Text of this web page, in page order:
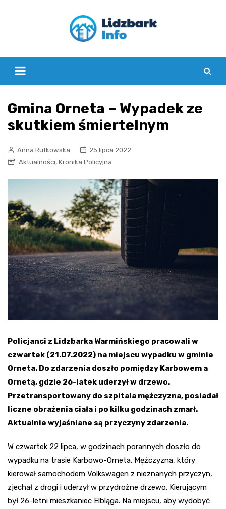
Gmina Orneta – Wypadek ze
skutkiem śmiertelnym
Anna Rutkowska
25 lipca 2022
Aktualności, Kronika Policyjna
Policjanci z Lidzbarka Warmińskiego pracowali w
czwartek (21.07.2022) na miejscu wypadku w gminie
Orneta. Do zdarzenia doszło pomiędzy Karbowem a
Ornetą, gdzie 26-latek uderzył w drzewo.
Przetransportowany do szpitala mężczyzna, posiadał
liczne obrażenia ciała i po kilku godzinach zmarł.
Aktualnie wyjaśniane są przyczyny zdarzenia.
W czwartek 22 lipca, w godzinach porannych doszło do
wypadku na trasie Karbowo-Orneta. Mężczyzna, który
kierował samochodem Volkswagen z nieznanych przyczyn,
zjechał z drogi i uderzył w przydrożne drzewo. Kierującym
był 26-letni mieszkaniec Elbląga. Na miejscu, aby wydobyć